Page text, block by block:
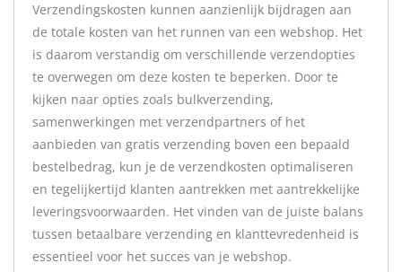
Verzendingskosten kunnen aanzienlijk bijdragen aan
de totale kosten van het runnen van een webshop. Het
is daarom verstandig om verschillende verzendopties
te overwegen om deze kosten te beperken. Door te
kijken naar opties zoals bulkverzending,
samenwerkingen met verzendpartners of het
aanbieden van gratis verzending boven een bepaald
bestelbedrag, kun je de verzendkosten optimaliseren
en tegelijkertijd klanten aantrekken met aantrekkelijke
leveringsvoorwaarden. Het vinden van de juiste balans
tussen betaalbare verzending en klanttevredenheid is
essentieel voor het succes van je webshop.